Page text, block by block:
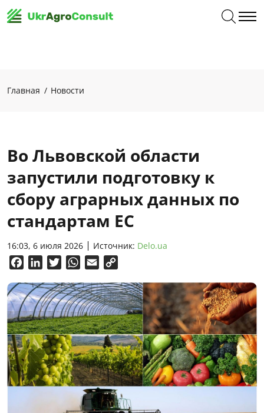
Главная Новости
Во Львовской области
запустили подготовку к
сбору аграрных данных по
стандартам ЕС
16:03, 6 июля 2026 Источник: Delo.ua
FacebookLinkedInTwitterWhatsApp
Email